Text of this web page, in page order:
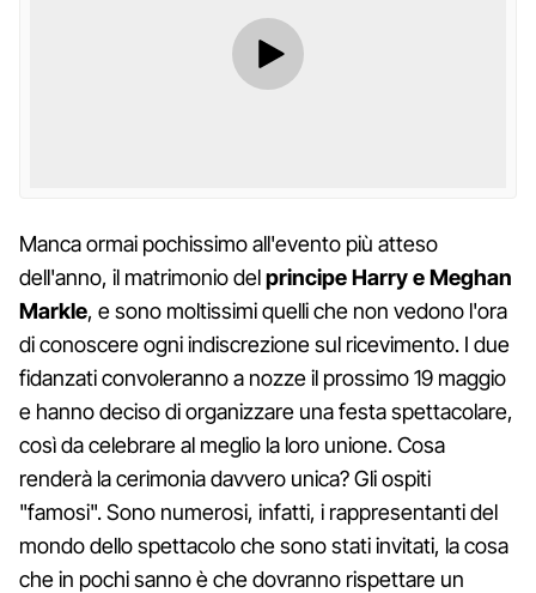
Manca ormai pochissimo all'evento più atteso
dell'anno, il matrimonio delprincipe Harry e Meghan
Markle, e sono moltissimi quelli che non vedono l'ora
di conoscere ogni indiscrezione sul ricevimento. I due
fidanzati convoleranno a nozze il prossimo 19 maggio
e hanno deciso di organizzare una festa spettacolare,
così da celebrare al meglio la loro unione. Cosa
renderà la cerimonia davvero unica? Gli ospiti
"famosi". Sono numerosi, infatti, i rappresentanti del
mondo dello spettacolo che sono stati invitati, la cosa
che in pochi sanno è che dovranno rispettare un